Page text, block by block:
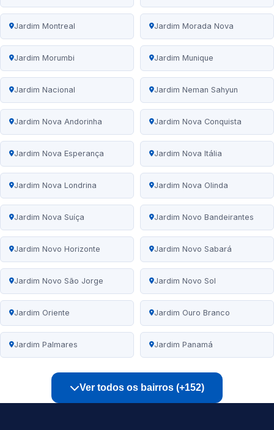
Jardim Montreal Jardim Morada Nova
Jardim Morumbi Jardim Munique
Jardim Nacional Jardim Neman Sahyun
Jardim Nova Andorinha Jardim Nova Conquista
Jardim Nova Esperança Jardim Nova Itália
Jardim Nova Londrina Jardim Nova Olinda
Jardim Nova Suíça Jardim Novo Bandeirantes
Jardim Novo Horizonte Jardim Novo Sabará
Jardim Novo São Jorge Jardim Novo Sol
Jardim Oriente Jardim Ouro Branco
Jardim Palmares Jardim Panamá
Ver todos os bairros (+152)